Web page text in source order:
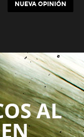
NUEVA OPINIÓN